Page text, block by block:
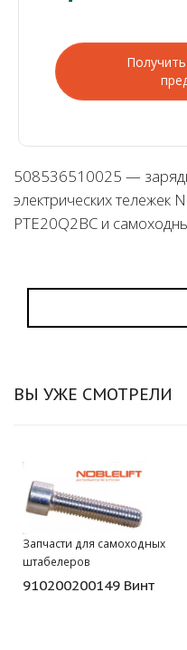
508536510025 —
электрических тележек
PTE20Q2BC и
ВЫ УЖЕ СМОТРЕЛИ
Запчасти для самоходных
штабелеров
910200200149 Винт